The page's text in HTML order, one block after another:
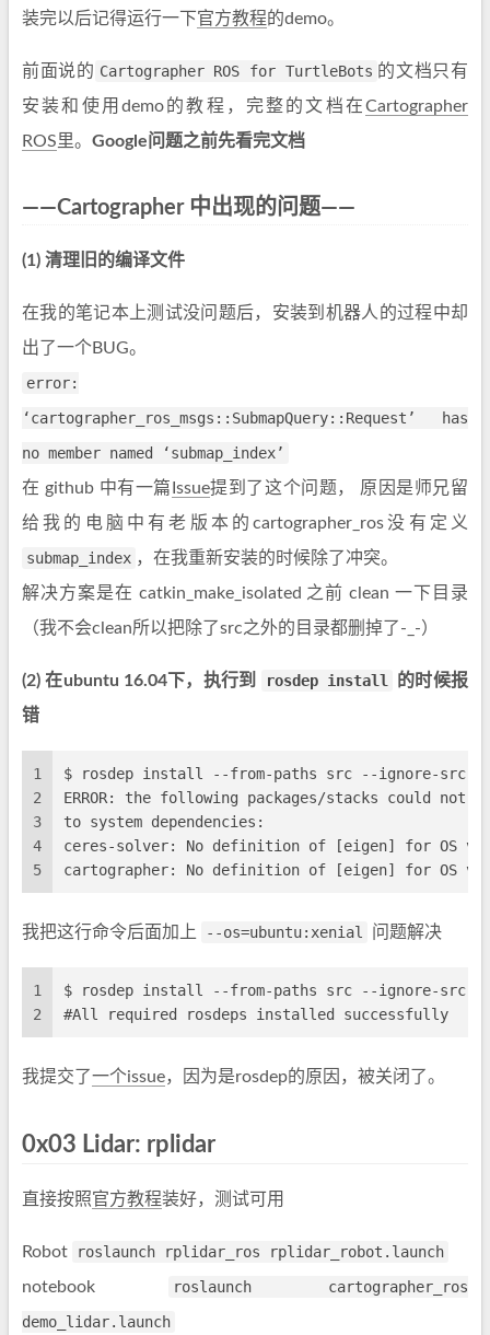
装完以后记得运行一下官方教程的demo。
前面说的 Cartographer ROS for TurtleBots 的文档只有
安装和使用demo的教程，完整的文档在Cartographer
ROS里。 Google问题之前先看完文档
——Cartographer 中出现的问题——
(1) 清理旧的编译文件
在我的笔记本上测试没问题后，安装到机器人的过程中却
出了一个BUG。
error:
‘cartographer_ros_msgs::SubmapQuery::Request’ has
no member named ‘submap_index’
在 github 中有一篇 Issue提到了这个问题， 原因是师兄留
给我的电脑中有老版本的cartographer_ros没有定义
submap_index ，在我重新安装的时候除了冲突。
解决方案是在 catkin_make_isolated 之前 clean 一下目录
（我不会clean所以把除了src之外的目录都删掉了-_-）
(2) 在ubuntu 16.04下，执行到 rosdep install
的时候报
错
1
2
3
4
5
$ rosdep install --from-paths src --ignore-src --
ERROR: the following packages/stacks could not
to system dependencies:
ceres-solver: No definition of [eigen] for OS
cartographer: No definition of [eigen] for OS
我把这行命令后面加上 --os=ubuntu:xenial 问题解决
1
2
$ rosdep install --from-paths src --ignore-src --
#All required rosdeps installed successfully
我提交了一个issue，因为是rosdep的原因，被关闭了。
0x03 Lidar: rplidar
直接按照官方教程装好，测试可用
Robot
roslaunch rplidar_ros rplidar_robot.launch
notebook
roslaunch cartographer_ros
demo_lidar.launch